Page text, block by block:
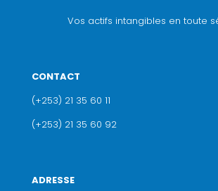
Vos actifs intangibles en toute
CONTACT
(+253) 21 35 60 11
(+253) 21 35 60 92
ADRESSE